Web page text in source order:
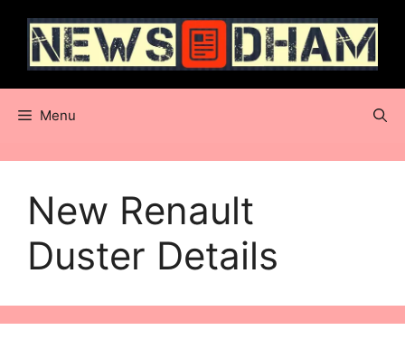
content
Menu
New Renault
Duster Details